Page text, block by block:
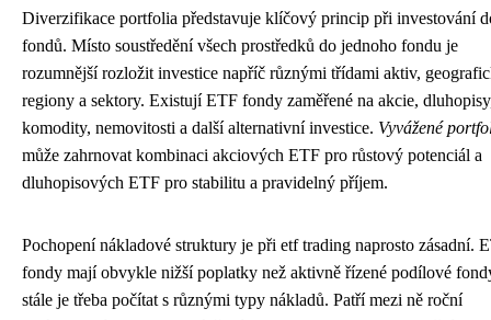
Diverzifikace portfolia představuje klíčový princip při investování
fondů. Místo soustředění všech prostředků do jednoho fondu je
rozumnější rozložit investice napříč různými třídami aktiv,
regiony a sektory. Existují ETF fondy zaměřené na akcie,
komodity, nemovitosti a další alternativní investice. Vyvážené
může zahrnovat kombinaci akciových ETF pro růstový potenciál a
dluhopisových ETF pro stabilitu a pravidelný příjem.
Pochopení nákladové struktury je při etf trading naprosto zásadní.
fondy mají obvykle nižší poplatky než aktivně řízené podílové
stále je třeba počítat s různými typy nákladů. Patří mezi ně roční